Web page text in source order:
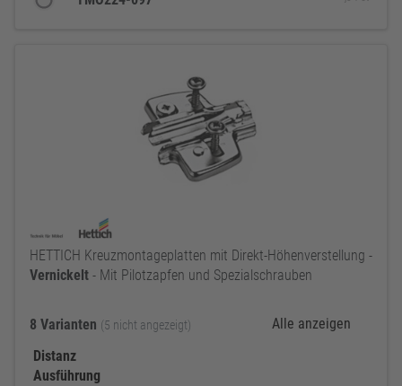
HETTICH Kreuzmontageplatten mit Direkt-Höhenverstellung -
Vernickelt - Mit Pilotzapfen und Spezialschrauben
8 Varianten (5 nicht angezeigt)
Alle anzeigen
Distanz
Ausführung